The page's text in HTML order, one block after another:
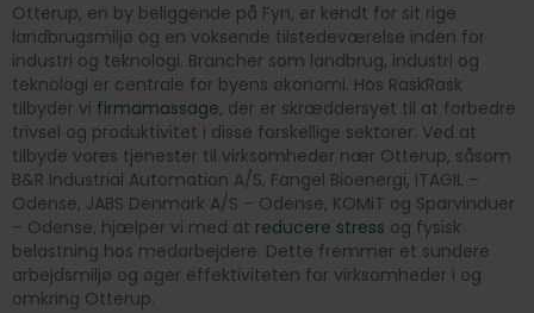
Otterup, en by beliggende på Fyn, er kendt for sit rige
landbrugsmiljø og en voksende tilstedeværelse inden for
industri og teknologi. Brancher som landbrug, industri og
teknologi er centrale for byens økonomi. Hos RaskRask
tilbyder vi firmamassage, der er skræddersyet til at forbedre
trivsel og produktivitet i disse forskellige sektorer. Ved at
tilbyde vores tjenester til virksomheder nær Otterup, såsom
B&R Industrial Automation A/S, Fangel Bioenergi, ITAGIL –
Odense, JABS Denmark A/S – Odense, KOMiT og Sparvinduer
– Odense, hjælper vi med at reducere stress og fysisk
belastning hos medarbejdere. Dette fremmer et sundere
arbejdsmiljø og øger effektiviteten for virksomheder i og
omkring Otterup.